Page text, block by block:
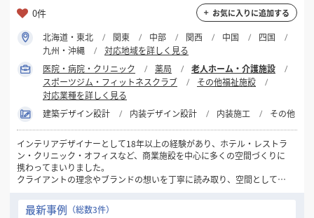
0件 お気に入りに追加する
北海道・東北 関東 中部 関西 中国
四国
九州・沖縄
対応地域を詳しく見る
医院・病院・クリニック
薬局
老人ホーム・介護施設
スポーツジム・フィットネスクラブ
その他福祉施設
対応業種を詳しく見る
建築デザイン設計
内装デザイン設計 内装施工 その他
インテリアデザイナーとして18年以上の経験があり、ホテル・レストラ
ン・クリニック・オフィスなど、商業施設を中心に多くの空間づくりに
携わってまいりました。
クライアントの理念やブランドの想いを丁寧に読み取り、空間として表
がらも、他にはないアイデアとデザインの力で、価値ある空間の実現を
目指してきました。
最新事例 （総数3件）